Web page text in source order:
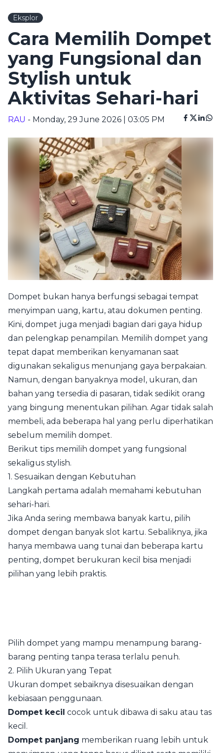
Eksplor
Cara Memilih Dompet
yang Fungsional dan
Stylish untuk
Aktivitas Sehari-hari
RAU - Monday, 29 June 2026 | 03:05 PM
Dompet bukan hanya berfungsi sebagai tempat
menyimpan uang, kartu, atau dokumen penting.
Kini, dompet juga menjadi bagian dari gaya hidup
dan pelengkap penampilan. Memilih dompet yang
tepat dapat memberikan kenyamanan saat
digunakan sekaligus menunjang gaya berpakaian.
Namun, dengan banyaknya model, ukuran, dan
bahan yang tersedia di pasaran, tidak sedikit orang
yang bingung menentukan pilihan. Agar tidak salah
membeli, ada beberapa hal yang perlu diperhatikan
sebelum memilih dompet.
Berikut tips memilih dompet yang fungsional
sekaligus stylish.
1. Sesuaikan dengan Kebutuhan
Langkah pertama adalah memahami kebutuhan
sehari-hari.
Jika Anda sering membawa banyak kartu, pilih
dompet dengan banyak slot kartu. Sebaliknya, jika
hanya membawa uang tunai dan beberapa kartu
penting, dompet berukuran kecil bisa menjadi
pilihan yang lebih praktis.
Pilih dompet yang mampu menampung barang-
barang penting tanpa terasa terlalu penuh.
2. Pilih Ukuran yang Tepat
Ukuran dompet sebaiknya disesuaikan dengan
kebiasaan penggunaan.
Dompet kecil cocok untuk dibawa di saku atau tas
kecil.
Dompet panjang memberikan ruang lebih untuk